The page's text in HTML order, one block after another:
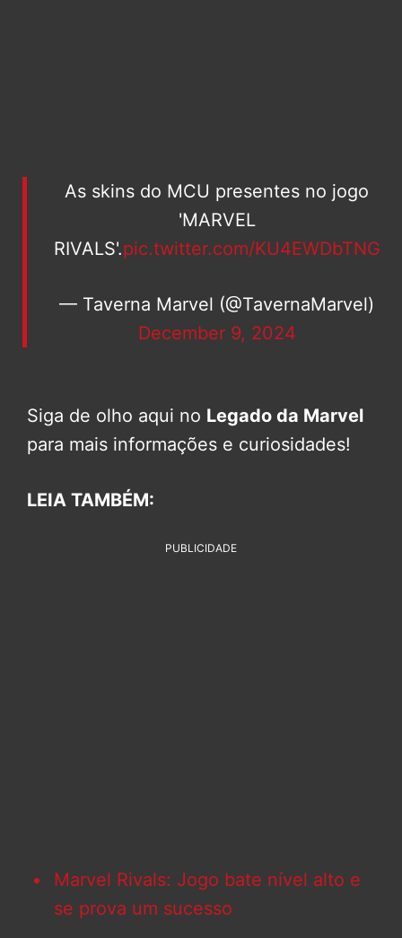
As skins do MCU presentes no jogo
'MARVEL
RIVALS'.pic.twitter.com/KU4EWDbTNG
— Taverna Marvel (@TavernaMarvel)
December 9, 2024
Siga de olho aqui no Legado da Marvel
para mais informações e curiosidades!
LEIA TAMBÉM:
PUBLICIDADE
Marvel Rivals: Jogo bate nível alto e
se prova um sucesso